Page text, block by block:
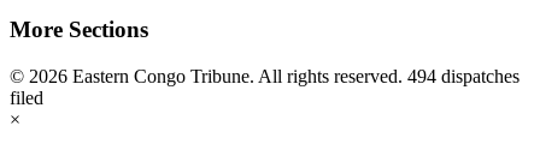
More Sections
© 2026 Eastern Congo Tribune. All rights reserved. 494 dispatches
filed
×